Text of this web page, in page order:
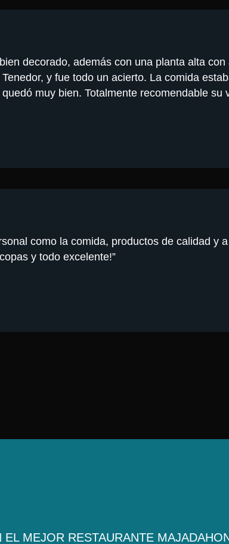
decorado, además con una planta alta
y fue todo un acierto. La comida
muy bien. Totalmente recomendable su
como la comida, productos de calidad y
y todo excelente!”
EL MEJOR RESTAURANTE